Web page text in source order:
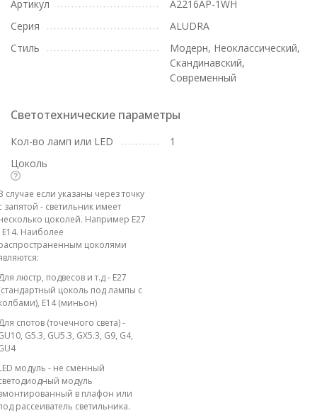
Артикул
A2216AP-1WH
Серия
ALUDRA
Стиль
Модерн, Неоклассический,
Скандинавский,
Современный
Светотехнические параметры
Кол-во ламп или LED
1
Цоколь
случае если указаны через точку
запятой - светильник имеет
цоколей. Например E27
E14. Наиболее
цоколями
люстр, подвесов и т.д - E27
цоколь под лампы с
E14 (миньон)
спотов (точечного света) -
G5.3, GU5.3, GX5.3, G9, G4,
модуль - не сменный
модуль
в плафон или
рассеиватель светильника.